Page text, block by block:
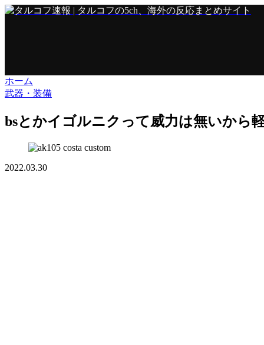
ホーム
武器・装備
bsとかイゴルニクって威力は無いから
2022.03.30